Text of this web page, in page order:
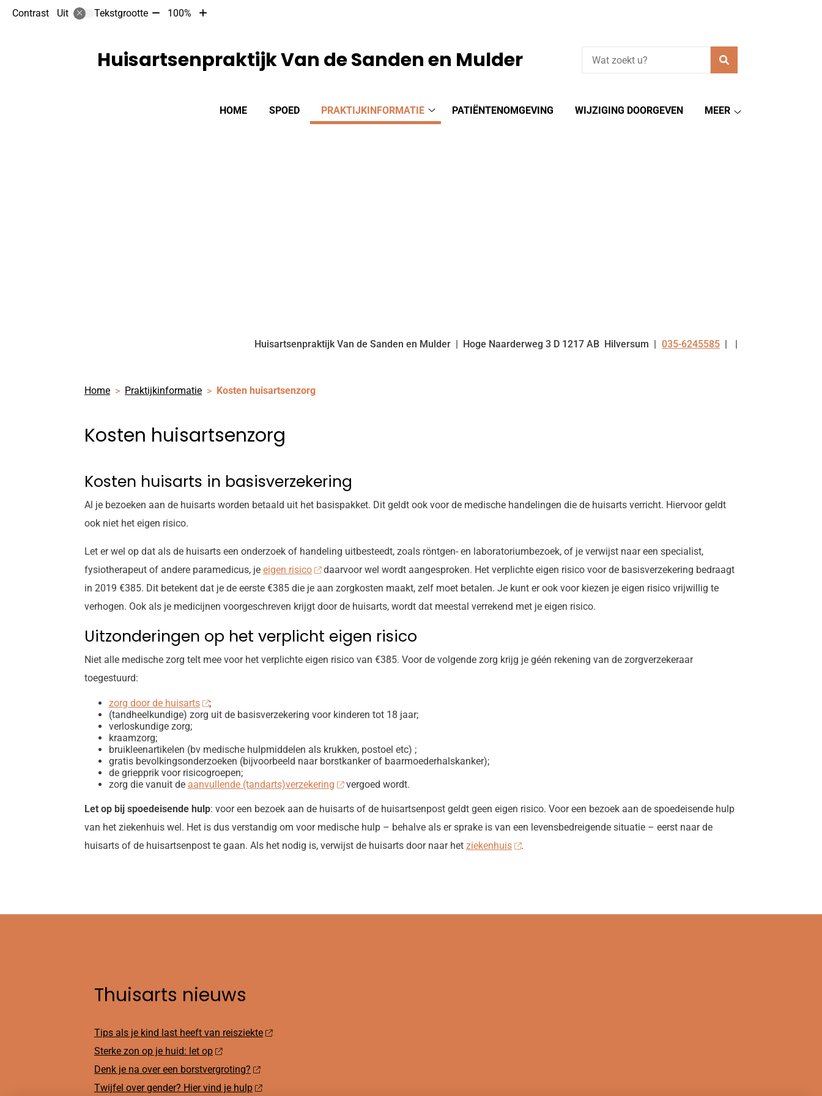
Contrast Uit Tekstgrootte Tekst
10%
100%
Tekst
HOME SPOED
PRAKTIJKINFORMATIE
Praktijkinformatie
PATIËNTENOMGEVING WIJZIGING DOORGEVEN
MEER
Huisartsenpraktijk Van de Sanden en Mulder
Huisartsenpraktijk Van de Sanden en Mulder Hoge Naarderweg 3 D 1217 AB Hilversum Tel:
035-6245585
Home Praktijkinformatie Kosten huisartsenzorg
Kosten huisartsenzorg
Kosten huisarts in basisverzekering
Al je bezoeken aan de huisarts worden betaald uit het basispakket. Dit geldt ook voor de medische handelingen die de huisarts verricht. Hiervoor geldt
ook niet het eigen risico.
Let er wel op dat als de huisarts een onderzoek of handeling uitbesteedt, zoals röntgen- en laboratoriumbezoek, of je verwijst naar een specialist,
fysiotherapeut of andere paramedicus, je eigen risico
daarvoor wel wordt aangesproken. Het verplichte eigen risico voor de basisverzekering bedraagt
in 2019 €385. Dit betekent dat je de eerste €385 die je aan zorgkosten maakt, zelf moet betalen. Je kunt er ook voor kiezen je eigen risico vrijwillig te
verhogen. Ook als je medicijnen voorgeschreven krijgt door de huisarts, wordt dat meestal verrekend met je eigen risico.
Uitzonderingen op het verplicht eigen risico
Niet alle medische zorg telt mee voor het verplichte eigen risico van €385. Voor de volgende zorg krijg je géén rekening van de zorgverzekeraar
toegestuurd:
zorg door de huisarts
;
(tandheelkundige) zorg uit de basisverzekering voor kinderen tot 18 jaar;
verloskundige zorg;
kraamzorg;
bruikleenartikelen (bv medische hulpmiddelen als krukken, postoel etc) ;
gratis bevolkingsonderzoeken (bijvoorbeeld naar borstkanker of baarmoederhalskanker);
de griepprik voor risicogroepen;
zorg die vanuit de aanvullende (tandarts)verzekering vergoed wordt.
Let op bij spoedeisende hulp: voor een bezoek aan de huisarts of de huisartsenpost geldt geen eigen risico. Voor een bezoek aan de spoedeisende hulp
van het ziekenhuis wel. Het is dus verstandig om voor medische hulp – behalve als er sprake is van een levensbedreigende situatie – eerst naar de
huisarts of de huisartsenpost te gaan. Als het nodig is, verwijst de huisarts door naar het ziekenhuis .
Thuisarts nieuws
Tips als je kind last heeft van reisziekte
Sterke zon op je huid: let op
Denk je na over een borstvergroting?
Twijfel over gender? Hier vind je hulp